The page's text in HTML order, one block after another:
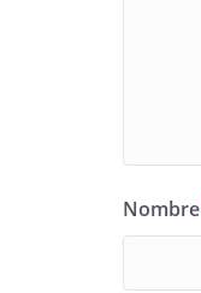
Nombre